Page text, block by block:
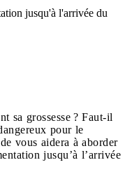
jusqu'à l'arrivée du
sa grossesse ? Faut-il
pour le
vous aidera à aborder
jusqu’à l’arrivée